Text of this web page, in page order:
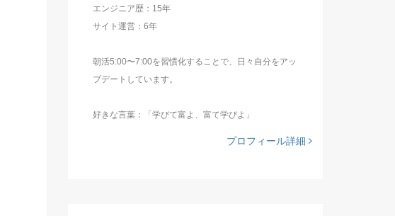
エンジニア歴：15年
サイト運営：6年
朝活5:00〜7:00を習慣化することで、日々自分をアッ
プデートしています。
好きな言葉：「学びて富よ、富て学びよ」
プロフィール詳細